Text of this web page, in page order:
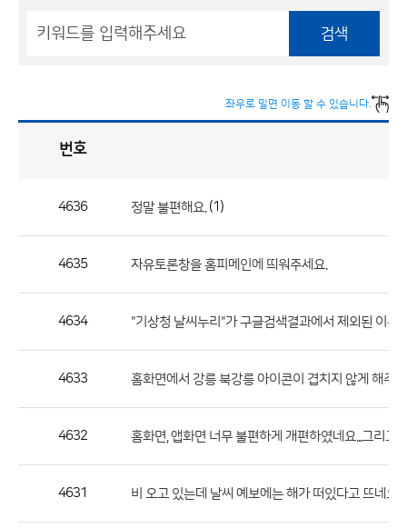
검색
좌우로 밀면 이동 할 수 있습니다.
론
호,
번호
4636 정말 불편해요. (1)
4635 자유토론창을 홈피메인에 띄워주세요.
4634 "기상청 날씨누리"가 구글검색결과에서 제외된 이유
4633 홈화면에서 강릉 북강릉 아이콘이 겹치지 않게 해주세
4632 홈화면, 앱화면 너무 불편하게 개편하였네요...그리고
4631 비 오고 있는데 날씨 예보에는 해가 떠있다고 뜨네요